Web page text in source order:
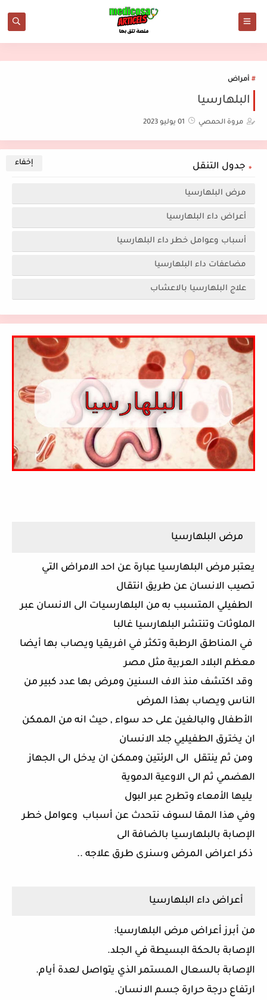
أمراض
البلهارسيا
مروة الحمصي 01 يوليو 2023
جدول التنقل
مرض البلهارسيا
أعراض داء البلهارسيا
أسباب وعوامل خطر داء البلهارسيا
مضاعفات داء البلهارسيا
علاج البلهارسيا بالاعشاب
مرض البلهارسيا
يعتبر مرض البلهارسيا عبارة عن احد الامراض التي
تصيب الانسان عن طريق انتقال
الطفيلي المتسبب به من البلهارسيات الى الانسان عبر
الملوثات وتنتشر البلهارسيا غالبا
في المناطق الرطبة وتكثر في افريقيا ويصاب بها أيضا
معظم البلاد العربية مثل مصر
وقد اكتشف منذ الاف السنين ومرض بها عدد كبير من
الناس ويصاب بهذا المرض
الأطفال والبالغين على حد سواء , حيث انه من الممكن
ان يخترق الطفيليي جلد الانسان
ومن ثم ينتقل الى الرئتين وممكن ان يدخل الى الجهاز
الهضمي ثم الى الاوعية الدموية
يليها الأمعاء وتطرح عبر البول
وفي هذا المقا لسوف نتحدث عن أسباب وعوامل خطر
الإصابة بالبلهارسيا بالضافة الى
ذكر اعراض المرض وسنرى طرق علاجه ..
أعراض داء البلهارسيا
من أبرز أعراض مرض البلهارسيا:
الإصابة بالحكة البسيطة في الجلد.
الإصابة بالسعال المستمر الذي يتواصل لعدة أيام.
ارتفاع درجة حرارة جسم الانسان.